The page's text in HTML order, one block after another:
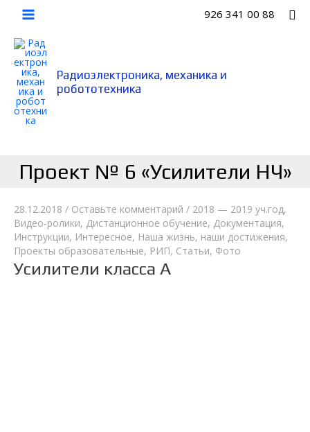
Перейти
содержимому
Main
Menu
926 341 00 88
Радиоэлектроника, механика и
робототехника
Проект № 6 «Усилители НЧ»
28.12.2018 / Оставьте комментарий / 2018 — 2019 уч.год,
Видео-ролики, Дистанционное обучение, Документация,
Инструкции, Интересное, Наша жизнь, наши достижения,
Проекты образовательные, РИП, Статьи, Фото
Усилители класса А